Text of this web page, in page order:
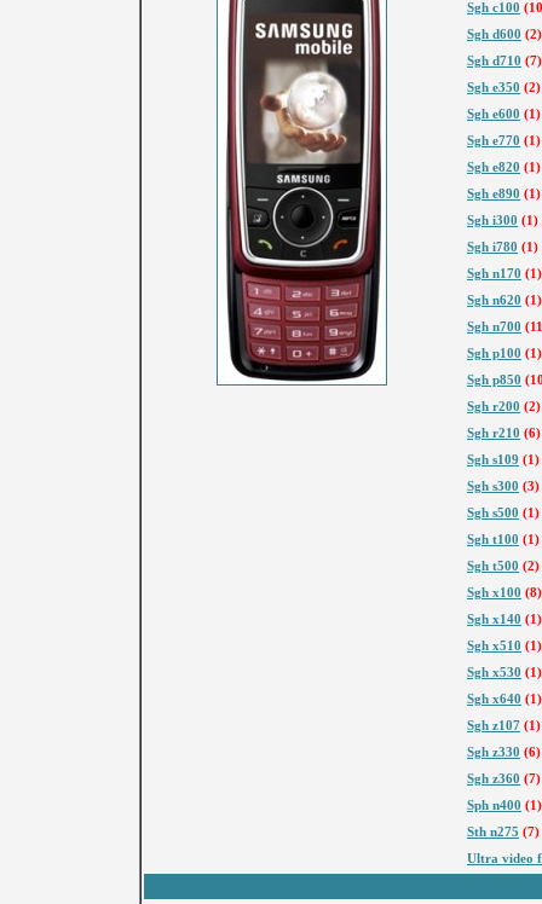
Sgh c100
Sgh d600 (2)
Sgh d710 (7)
Sgh e350 (2)
Sgh e600 (1)
Sgh e770 (1)
Sgh e820 (1)
Sgh e890 (1)
Sgh i300 (1)
Sgh i780 (1)
Sgh n170 (1)
Sgh n620 (1)
Sgh n700
Sgh p100 (1)
Sgh p850
Sgh r200 (2)
Sgh r210 (6)
Sgh s109 (1)
Sgh s300 (3)
Sgh s500 (1)
Sgh t100 (1)
Sgh t500 (2)
Sgh x100 (8)
Sgh x140 (1)
Sgh x510 (1)
Sgh x530 (1)
Sgh x640 (1)
Sgh z107 (1)
Sgh z330 (6)
Sgh z360 (7)
Sph n400 (1)
Sth n275 (7)
Ultra video